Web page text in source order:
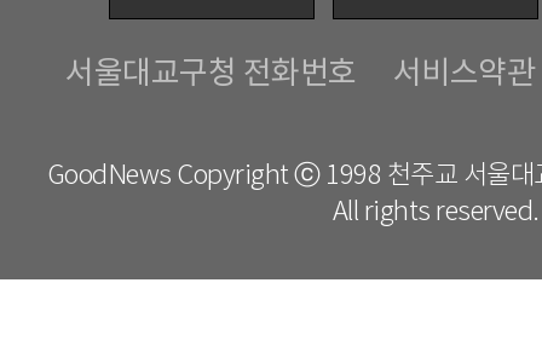
서울대교구청 전화번호 서비스약관
GoodNews Copyright ⓒ 1998 천주교 서울대
All rights reserved.